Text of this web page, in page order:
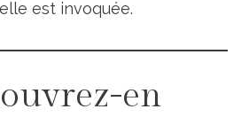
est invoquée.
en